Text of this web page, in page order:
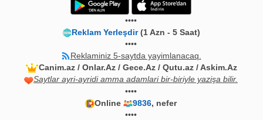
••••
Reklam Yerleşdir(1 Azn - 5 Saat)
••••
Reklaminiz 5-saytda yayimlanacaq.
Canim.az / Onlar.Az / Gece.Az / Qutu.az / Askim.Az
Saytlar ayri-ayridi amma adamlari bir-biriyle yazişa bilir.
••••
Online
9836, nefer
••••